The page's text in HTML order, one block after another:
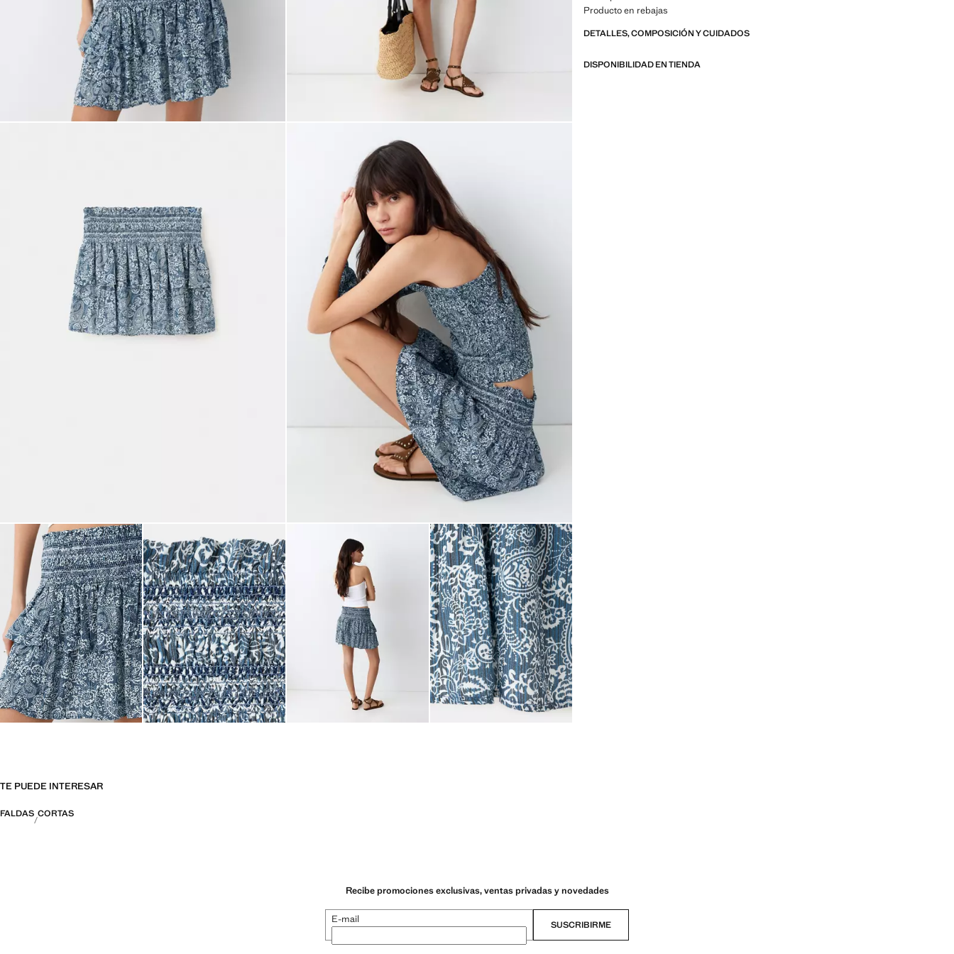
Producto en rebajas
DETALLES, COMPOSICIÓN Y CUIDADOS
DISPONIBILIDAD EN TIENDA
TE PUEDE INTERESAR
FALDAS CORTAS
Recibe promociones exclusivas, ventas privadas y novedades
E-mail SUSCRIBIRME